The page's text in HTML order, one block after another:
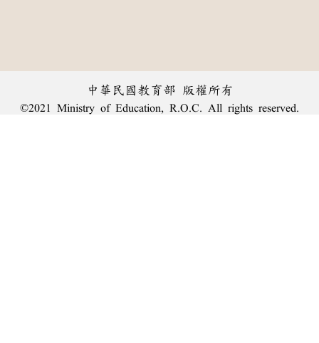
中華民國教育部 版權所有
©2021 Ministry of Education, R.O.C. All rights reserved.